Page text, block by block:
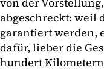
abgeschreckt: weil
garantiert werden,
dafür, lieber die
hundert